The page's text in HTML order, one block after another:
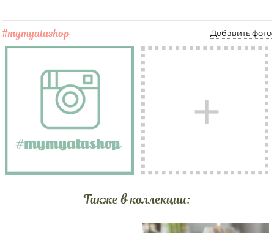
#mymyatashop Добавить фото
Также в коллекции: